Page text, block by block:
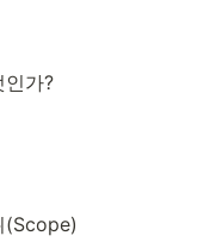
인가?
(Scope)